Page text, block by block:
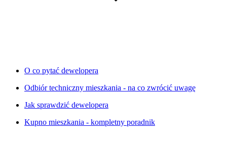
O co pytać dewelopera
Odbiór techniczny mieszkania - na co zwrócić uwagę
Jak sprawdzić dewelopera
Kupno mieszkania - kompletny poradnik